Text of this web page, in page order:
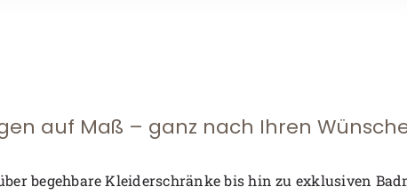
auf Maß – ganz nach Ihren
begehbare Kleiderschränke bis hin zu exklusiven